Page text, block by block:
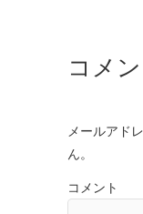
コメ
メールアド
ん。
コメント